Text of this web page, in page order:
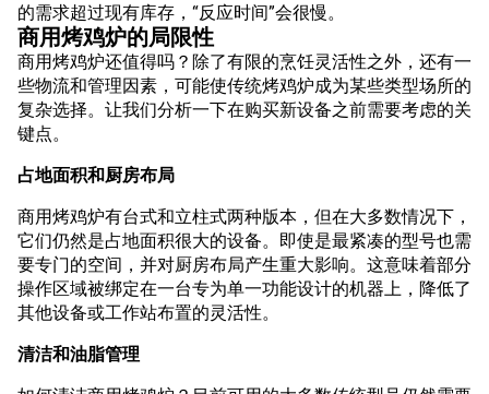
的需求超过现有库存，“反应时间”会很慢。
商用烤鸡炉的局限性
商用烤鸡炉还值得吗？除了有限的烹饪灵活性之外，还有一
些物流和管理因素，可能使传统烤鸡炉成为某些类型场所的
复杂选择。让我们分析一下在购买新设备之前需要考虑的关
键点。
占地面积和厨房布局
商用烤鸡炉有台式和立柱式两种版本，但在大多数情况下，
它们仍然是占地面积很大的设备。即使是最紧凑的型号也需
要专门的空间，并对厨房布局产生重大影响。这意味着部分
操作区域被绑定在一台专为单一功能设计的机器上，降低了
其他设备或工作站布置的灵活性。
清洁和油脂管理